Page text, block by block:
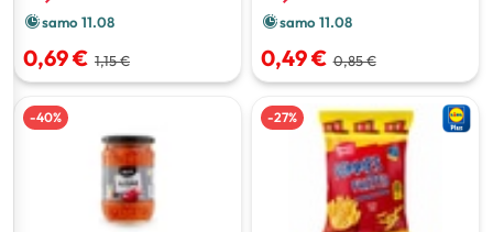
samo 11.08
0,69 € 1,15 €
samo 11.08
0,49 € 0,85 €
-40% -27%